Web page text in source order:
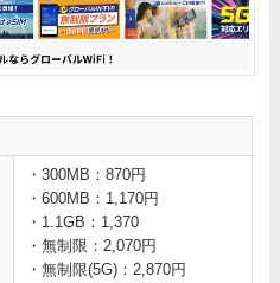
・300MB：870円
・600MB：1,170円
・1.1GB：1,370
・無制限：2,070円
・無制限(5G)：2,870円